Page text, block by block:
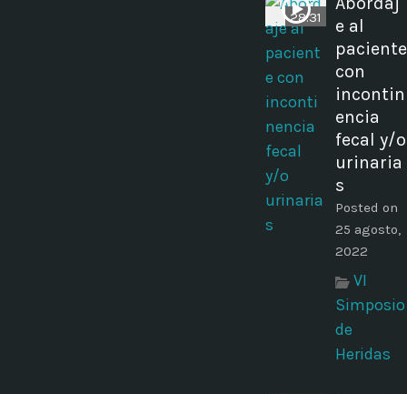
28:31
e al
paciente
con
incontin
encia
fecal y/o
urinaria
s
Posted on
25 agosto,
2022
VI
Simposio
de
Heridas